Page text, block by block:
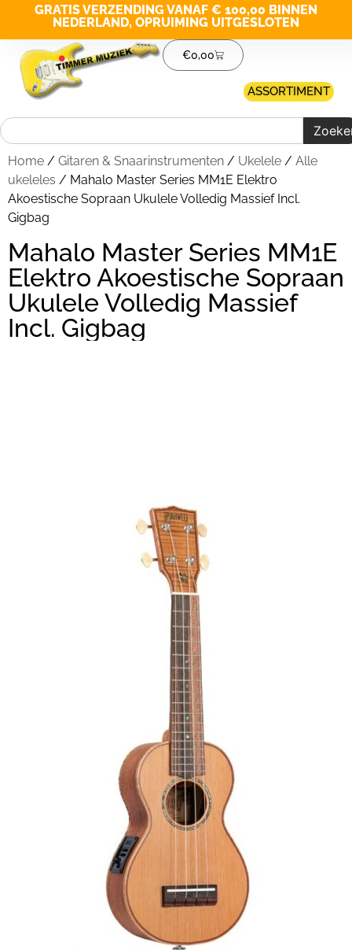
GRATIS VERZENDING VANAF € 100,00 BINNEN
NEDERLAND, OPRUIMING UITGESLOTEN
€0,00
ASSORTIMENT
Home / Gitaren & Snaarinstrumenten / Ukelele / Alle
ukeleles / Mahalo Master Series MM1E Elektro
Akoestische Sopraan Ukulele Volledig Massief Incl.
Gigbag
Mahalo Master Series MM1E
Elektro Akoestische Sopraan
Ukulele Volledig Massief
Incl. Gigbag